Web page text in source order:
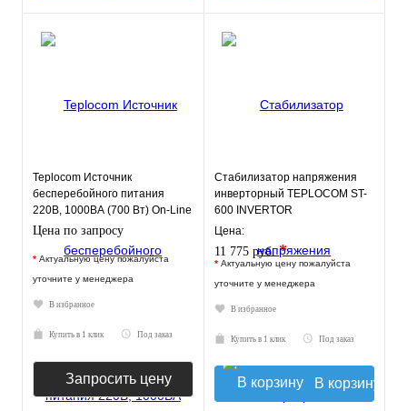
Teplocom Источник
бесперебойного питания
220В, 1000ВА (700 Вт) On-Line
Цена по запросу
* Актуальную цену пожалуйста
уточните у менеджера
В избранное
Купить в 1 клик Под заказ
Запросить цену
Стабилизатор напряжения
инверторный TEPLOCOM ST-
600 INVERTOR
Цена:
11 775 руб.*
* Актуальную цену пожалуйста
уточните у менеджера
В избранное
Купить в 1 клик Под заказ
В корзину